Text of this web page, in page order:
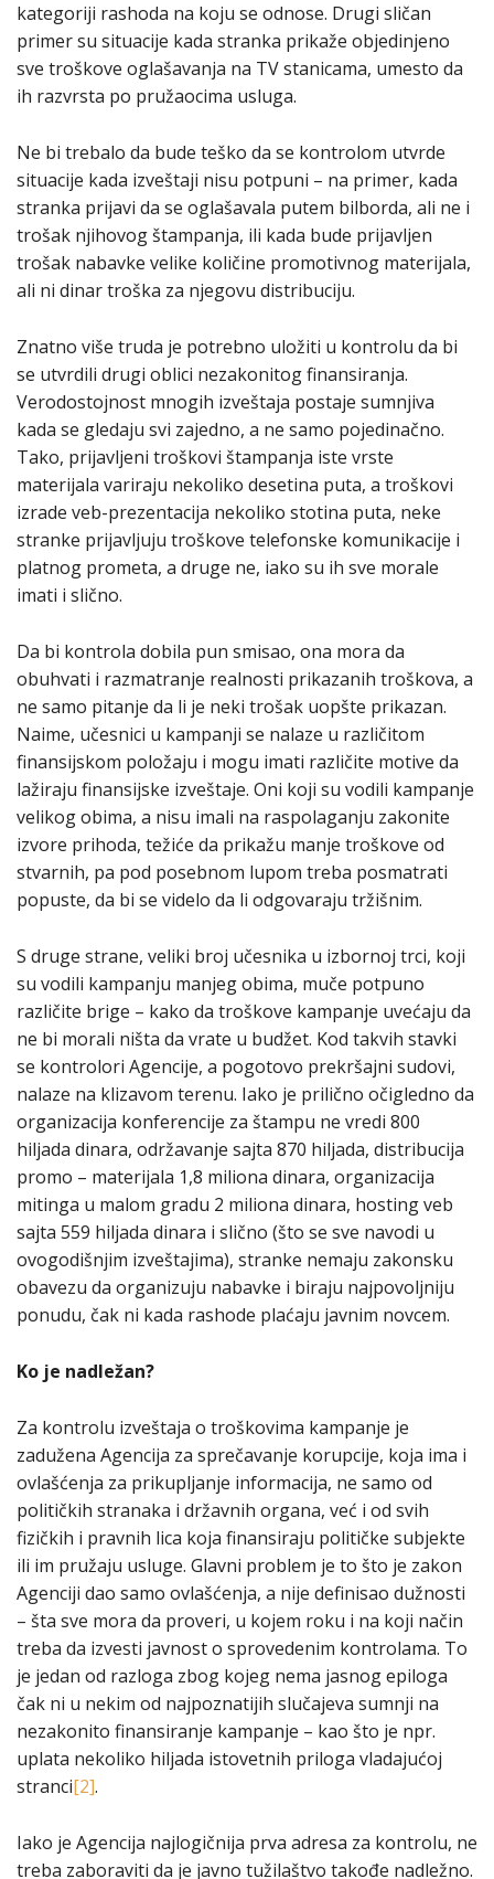
kategoriji rashoda na koju se odnose. Drugi sličan
primer su situacije kada stranka prikaže objedinjeno
sve troškove oglašavanja na TV stanicama, umesto da
ih razvrsta po pružaocima usluga.
Ne bi trebalo da bude teško da se kontrolom utvrde
situacije kada izveštaji nisu potpuni – na primer, kada
stranka prijavi da se oglašavala putem bilborda, ali ne i
trošak njihovog štampanja, ili kada bude prijavljen
trošak nabavke velike količine promotivnog materijala,
ali ni dinar troška za njegovu distribuciju.
Znatno više truda je potrebno uložiti u kontrolu da bi
se utvrdili drugi oblici nezakonitog finansiranja.
Verodostojnost mnogih izveštaja postaje sumnjiva
kada se gledaju svi zajedno, a ne samo pojedinačno.
Tako, prijavljeni troškovi štampanja iste vrste
materijala variraju nekoliko desetina puta, a troškovi
izrade veb-prezentacija nekoliko stotina puta, neke
stranke prijavljuju troškove telefonske komunikacije i
platnog prometa, a druge ne, iako su ih sve morale
imati i slično.
Da bi kontrola dobila pun smisao, ona mora da
obuhvati i razmatranje realnosti prikazanih troškova, a
ne samo pitanje da li je neki trošak uopšte prikazan.
Naime, učesnici u kampanji se nalaze u različitom
finansijskom položaju i mogu imati različite motive da
lažiraju finansijske izveštaje. Oni koji su vodili kampanje
velikog obima, a nisu imali na raspolaganju zakonite
izvore prihoda, težiće da prikažu manje troškove od
stvarnih, pa pod posebnom lupom treba posmatrati
popuste, da bi se videlo da li odgovaraju tržišnim.
S druge strane, veliki broj učesnika u izbornoj trci, koji
su vodili kampanju manjeg obima, muče potpuno
različite brige – kako da troškove kampanje uvećaju da
ne bi morali ništa da vrate u budžet. Kod takvih stavki
se kontrolori Agencije, a pogotovo prekršajni sudovi,
nalaze na klizavom terenu. Iako je prilično očigledno da
organizacija konferencije za štampu ne vredi 800
hiljada dinara, održavanje sajta 870 hiljada, distribucija
promo – materijala 1,8 miliona dinara, organizacija
mitinga u malom gradu 2 miliona dinara, hosting veb
sajta 559 hiljada dinara i slično (što se sve navodi u
ovogodišnjim izveštajima), stranke nemaju zakonsku
obavezu da organizuju nabavke i biraju najpovoljniju
ponudu, čak ni kada rashode plaćaju javnim novcem.
Ko je nadležan?
Za kontrolu izveštaja o troškovima kampanje je
zadužena Agencija za sprečavanje korupcije, koja ima i
ovlašćenja za prikupljanje informacija, ne samo od
političkih stranaka i državnih organa, već i od svih
fizičkih i pravnih lica koja finansiraju političke subjekte
ili im pružaju usluge. Glavni problem je to što je zakon
Agenciji dao samo ovlašćenja, a nije definisao dužnosti
– šta sve mora da proveri, u kojem roku i na koji način
treba da izvesti javnost o sprovedenim kontrolama. To
je jedan od razloga zbog kojeg nema jasnog epiloga
čak ni u nekim od najpoznatijih slučajeva sumnji na
nezakonito finansiranje kampanje – kao što je npr.
uplata nekoliko hiljada istovetnih priloga vladajućoj
stranci[2].
Iako je Agencija najlogičnija prva adresa za kontrolu, ne
treba zaboraviti da je javno tužilaštvo takođe nadležno.